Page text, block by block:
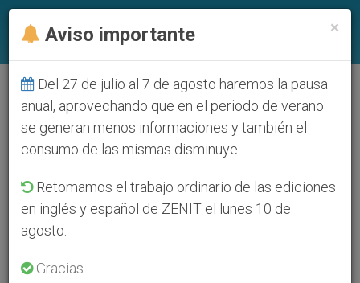
×
Aviso importante
Del 27 de julio al 7 de agosto haremos la pausa
anual, aprovechando que en el periodo de verano
se generan menos informaciones y también el
consumo de las mismas disminuye.
Retomamos el trabajo ordinario de las ediciones
en inglés y español de ZENIT el lunes 10 de
agosto.
Gracias.